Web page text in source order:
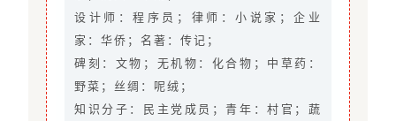
设计师：程序员；律师：小说家；企业
家：华侨；名著：传记；
碑刻：文物；无机物：化合物；中草药：
野菜；丝绸：呢绒；
知识分子：民主党成员；青年：村官；蔬